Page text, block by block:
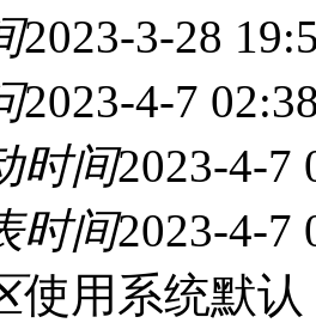
2023-3-28
2023-4-7
时间2023-4-7
时间2023-4-7
使用系统默认